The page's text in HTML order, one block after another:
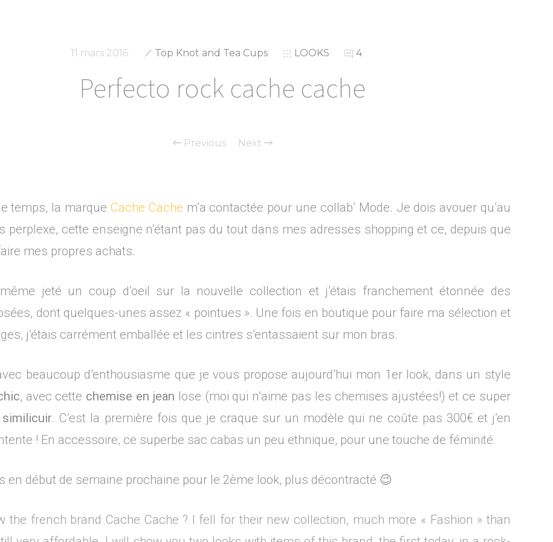
11 mars 2016 Top Knot and Tea Cups LOOKS 4
Perfecto rock cache cache
Previous Next
temps, la marque Cache Cache m’a contactée pour une collab’ Mode. Je dois avouer qu’au
perplexe, cette enseigne n’étant pas du tout dans mes adresses shopping et ce, depuis que
mes propres achats.
jeté un coup d’oeil sur la nouvelle collection et j’étais franchement étonnée des
dont quelques-unes assez « pointues ». Une fois en boutique pour faire ma sélection et
j’étais carrément emballée et les cintres s’entassaient sur mon bras.
beaucoup d’enthousiasme que je vous propose aujourd’hui mon 1er look, dans un style
, avec cette chemise en jean lose (moi qui n’aime pas les chemises ajustées!) et ce super
. C’est la première fois que je craque sur un modèle qui ne coûte pas 300€ et j’en
! En accessoire, ce superbe sac cabas un peu ethnique, pour une touche de féminité.
en début de semaine prochaine pour le 2ème look, plus décontracté 😉
the french brand Cache Cache ? I fell for their new collection, much more « Fashion » than